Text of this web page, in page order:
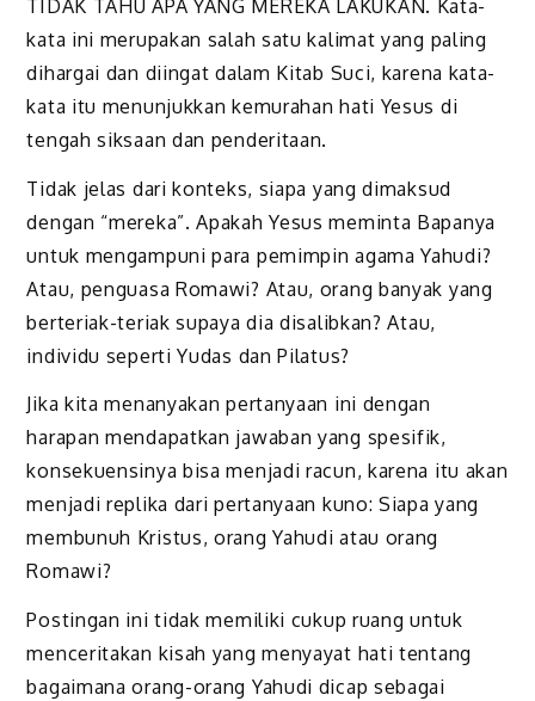
TIDAK TAHU APA YANG MEREKA LAKUKAN. Kata-
kata ini merupakan salah satu kalimat yang paling
dihargai dan diingat dalam Kitab Suci, karena kata-
kata itu menunjukkan kemurahan hati Yesus di
tengah siksaan dan penderitaan.
Tidak jelas dari konteks, siapa yang dimaksud
dengan “mereka”. Apakah Yesus meminta Bapanya
untuk mengampuni para pemimpin agama Yahudi?
Atau, penguasa Romawi? Atau, orang banyak yang
berteriak-teriak supaya dia disalibkan? Atau,
individu seperti Yudas dan Pilatus?
Jika kita menanyakan pertanyaan ini dengan
harapan mendapatkan jawaban yang spesifik,
konsekuensinya bisa menjadi racun, karena itu akan
menjadi replika dari pertanyaan kuno: Siapa yang
membunuh Kristus, orang Yahudi atau orang
Romawi?
Postingan ini tidak memiliki cukup ruang untuk
menceritakan kisah yang menyayat hati tentang
bagaimana orang-orang Yahudi dicap sebagai